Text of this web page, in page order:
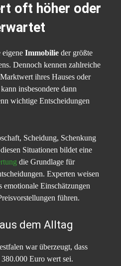
oft höher oder
eigene Immobilie der größte
Dennoch kennen zahlreiche
ihres Hauses oder
insbesondere dann
wichtige Entscheidungen
Scheidung, Schenkung
Situationen bildet eine
die Grundlage für
Experten weisen
emotionale Einschätzungen
führen.
dem Alltag
war überzeugt, dass
Euro wert sei.